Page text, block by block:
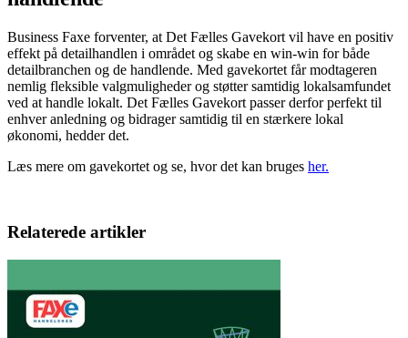
Business Faxe forventer, at Det Fælles Gavekort vil have en positiv
effekt på detailhandlen i området og skabe en win-win for både
detailbranchen og de handlende. Med gavekortet får modtageren
nemlig fleksible valgmuligheder og støtter samtidig lokalsamfundet
ved at handle lokalt. Det Fælles Gavekort passer derfor perfekt til
enhver anledning og bidrager samtidig til en stærkere lokal
økonomi, hedder det.
Læs mere om gavekortet og se, hvor det kan bruges her.
Relaterede artikler